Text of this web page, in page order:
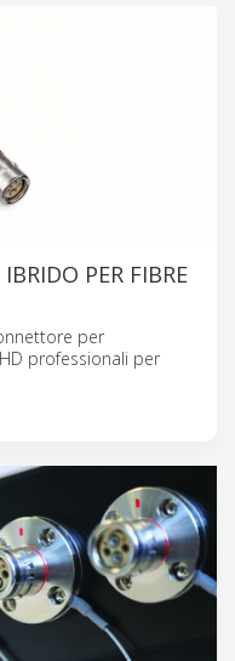
PER FIBRE
per
professionali per